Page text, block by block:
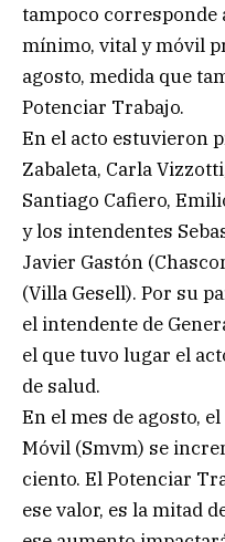
tampoco corresponde
mínimo, vital y móvil
agosto, medida que
Potenciar Trabajo.
En el acto estuvieron
Zabaleta, Carla
Santiago Cafiero,
y los intendentes
Javier Gastón
(Villa Gesell). Por su
el intendente de
el que tuvo lugar el
de salud.
En el mes de agosto,
Móvil (Smvm) se
ciento. El Potenciar
ese valor, es la mitad